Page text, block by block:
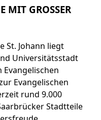
GROSSER V
St. Johann liegt
Universitätsstadt
Evangelischen
rund 9.000
Stadtteile